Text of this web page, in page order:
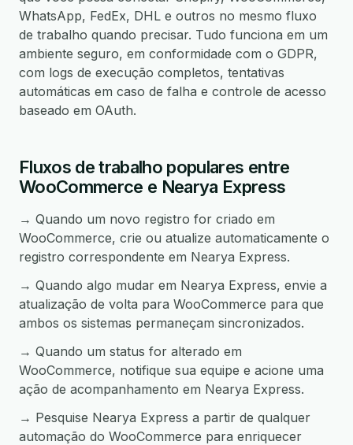
WhatsApp, FedEx, DHL e outros no mesmo fluxo
de trabalho quando precisar. Tudo funciona em um
ambiente seguro, em conformidade com o GDPR,
com logs de execução completos, tentativas
automáticas em caso de falha e controle de acesso
baseado em OAuth.
Fluxos de trabalho populares entre
WooCommerce e Nearya Express
→ Quando um novo registro for criado em
WooCommerce, crie ou atualize automaticamente o
registro correspondente em Nearya Express.
→ Quando algo mudar em Nearya Express, envie a
atualização de volta para WooCommerce para que
ambos os sistemas permaneçam sincronizados.
→ Quando um status for alterado em
WooCommerce, notifique sua equipe e acione uma
ação de acompanhamento em Nearya Express.
→ Pesquise Nearya Express a partir de qualquer
automação do WooCommerce para enriquecer